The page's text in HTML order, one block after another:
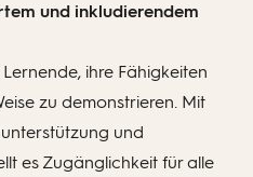
und inkludierendem
Lernende, ihre Fähigkeiten
zu demonstrieren. Mit
und
es Zugänglichkeit für alle